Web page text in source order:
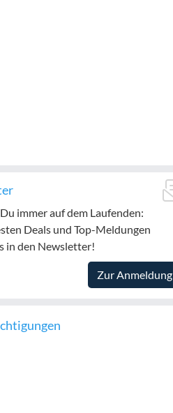
immer auf dem Laufenden:
Deals und Top-Meldungen
in den Newsletter!
Zur Anmeldung